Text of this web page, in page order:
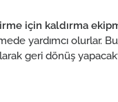
için kaldırma
yardımcı olurlar. Bu
geri dönüş